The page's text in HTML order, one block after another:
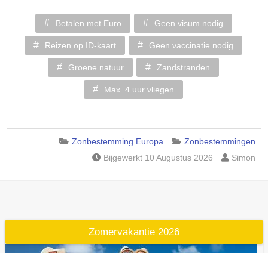
Betalen met Euro Geen visum nodig
Reizen op ID-kaart Geen vaccinatie nodig
Groene natuur Zandstranden
Max. 4 uur vliegen
Zonbestemming Europa
Zonbestemmingen
Bijgewerkt 10 Augustus 2026
Simon
Zomervakantie 2026